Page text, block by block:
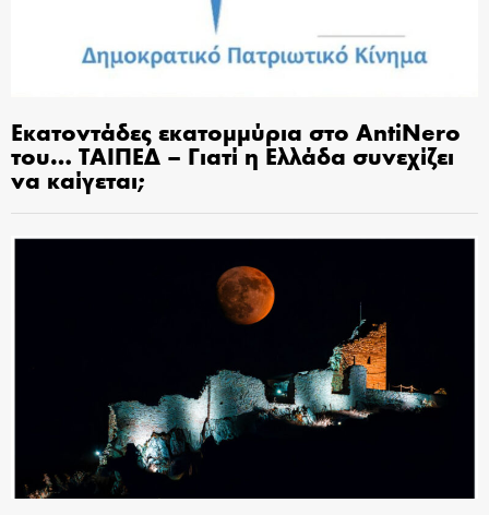
Εκατοντάδες εκατομμύρια στο AntiNero
του… ΤΑΙΠΕΔ – Γιατί η Ελλάδα συνεχίζει
να καίγεται;